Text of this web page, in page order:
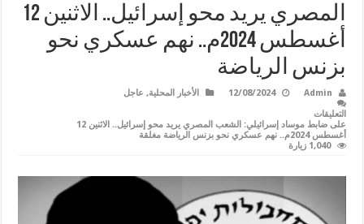
المصري يريد محو إسرائيل.. الاثنين 12
أغسطس 2024م.. نهم عسكري نحو
بزنس الرياضة
Admin
12/08/2024 الأخبار المحلية, عاجل
التعليقات
على ضابط موساد إسرائيلي: الشعب المصري يريد محو إسرائيل.. الاثنين 12
أغسطس 2024م.. نهم عسكري نحو بزنس الرياضة مغلقة
1,040 زيارة